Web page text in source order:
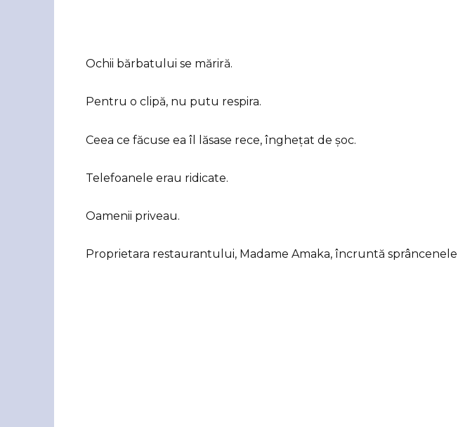
Ochii bărbatului se măriră.
Pentru o clipă, nu putu respira.
Ceea ce făcuse ea îl lăsase rece, înghețat de șoc.
Telefoanele erau ridicate.
Oamenii priveau.
Proprietara restaurantului, Madame Amaka, încruntă